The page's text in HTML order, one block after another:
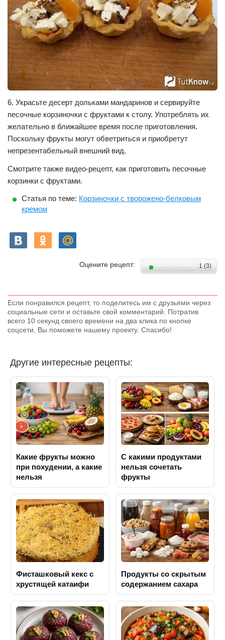
6. Украсьте десерт дольками мандаринов и сервируйте
песочные корзиночки с фруктами к столу. Употреблять их
желательно в ближайшее время после приготовления.
Поскольку фрукты могут обветриться и приобретут
непрезентабельный внешний вид.
Смотрите также видео-рецепт, как приготовить песочные
корзинки с фруктами.
Статья по теме: Корзиночки с творожено-белковым
кремом
1(3)
Оцените рецепт:
Если понравился рецепт, то поделитесь им с друзьями через
социальные сети и оставьте свой комментарий. Потратив
всего 10 секунд своего времени на два клика по кнопке
соцсети, Вы поможете нашему проекту. Спасибо!
Другие интересные рецепты:
Какие фрукты можно
при похудении, а какие
нельзя
С какими продуктами
нельзя сочетать
фрукты
Фисташковый кекс с
хрустящей катаифи
Продукты со скрытым
содержанием сахара